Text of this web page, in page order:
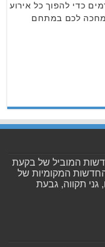
כדי להפוך כל אירוע
מחכה לכם במתחם
המוביל של בקעת
המקומיות של
גני תקווה, גבעת